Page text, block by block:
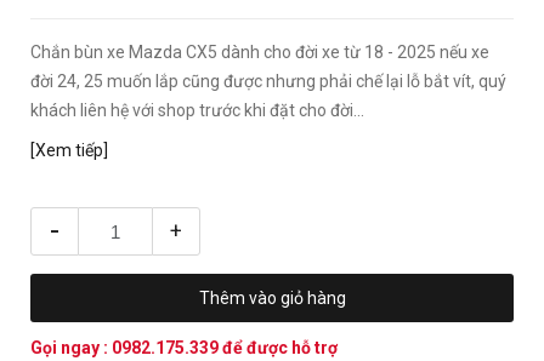
Chắn bùn xe Mazda CX5 dành cho đời xe từ 18 - 2025 nếu xe
đời 24, 25 muốn lắp cũng được nhưng phải chế lại lỗ bắt vít, quý
khách liên hệ với shop trước khi đặt cho đời...
[Xem tiếp]
- +
Thêm vào giỏ hàng
Gọi ngay : 0982.175.339để được hỗ trợ